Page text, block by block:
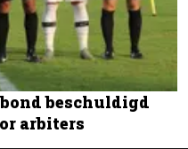
beschuldigd
arbiters